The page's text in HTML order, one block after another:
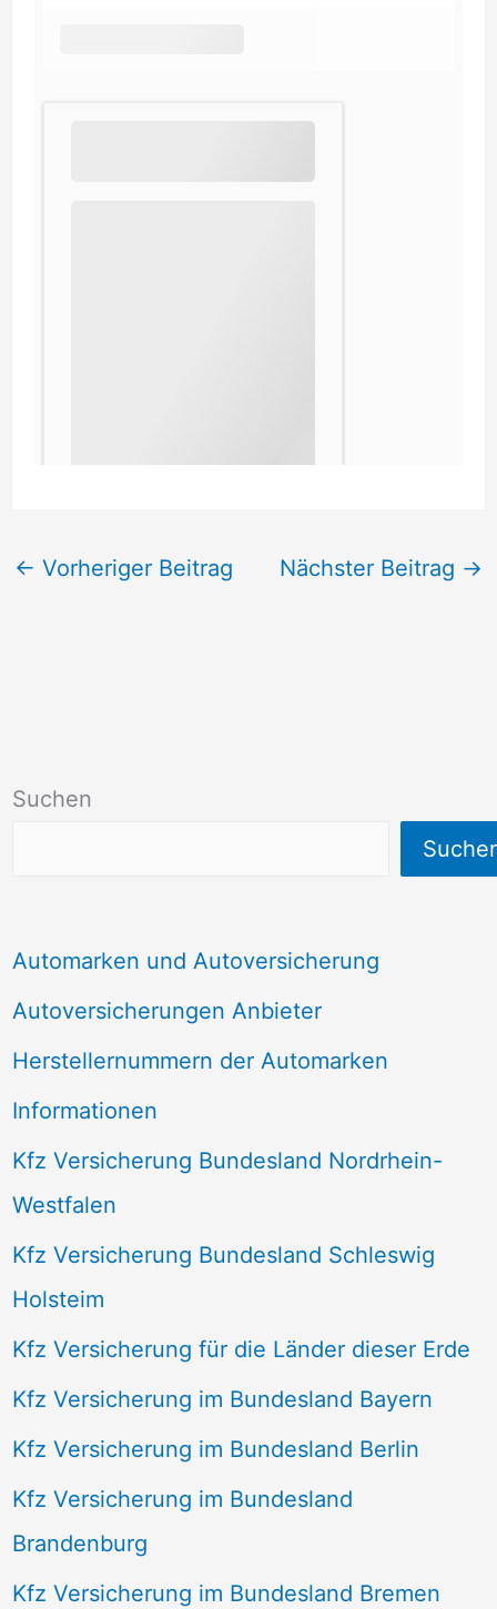
Suchen
Automarken und Autoversicherung
Autoversicherungen Anbieter
Herstellernummern der Automarken
Informationen
Kfz Versicherung Bundesland Nordrhein-
Westfalen
Kfz Versicherung Bundesland Schleswig
Holsteim
Kfz Versicherung für die Länder dieser Erde
Kfz Versicherung im Bundesland Bayern
Kfz Versicherung im Bundesland Berlin
Kfz Versicherung im Bundesland
Brandenburg
Kfz Versicherung im Bundesland Bremen
← Vorheriger Beitrag Nächster Beitrag →